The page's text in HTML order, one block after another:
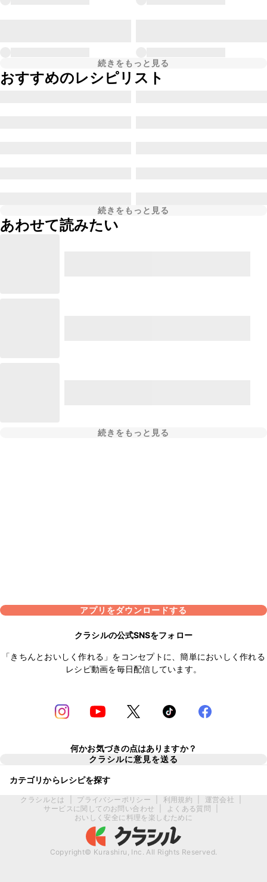
続きをもっと見る
おすすめのレシピリスト
続きをもっと見る
あわせて読みたい
続きをもっと見る
アプリをダウンロードする
クラシルの公式SNSをフォロー
「きちんとおいしく作れる」をコンセプトに、簡単においしく作れる
レシピ動画を毎日配信しています。
何かお気づきの点はありますか？
クラシルに意見を送る
カテゴリからレシピを探す
クラシルとは プライバシーポリシー 利用規約 運営会社
サービスに関してのお問い合わせ
よくある質問
おいしく安全に料理を楽しむために
Copyright© Kurashiru, Inc. All Rights Reserved.